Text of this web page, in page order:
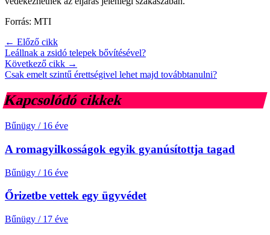
Forrás: MTI
← Előző cikk
Leállnak a zsidó telepek bővítésével?
Következő cikk →
Csak emelt szintű érettségivel lehet majd továbbtanulni?
Kapcsolódó cikkek
Bűnügy / 16 éve
A romagyilkosságok egyik gyanúsítottja tagad
Bűnügy / 16 éve
Őrizetbe vettek egy ügyvédet
Bűnügy / 17 éve